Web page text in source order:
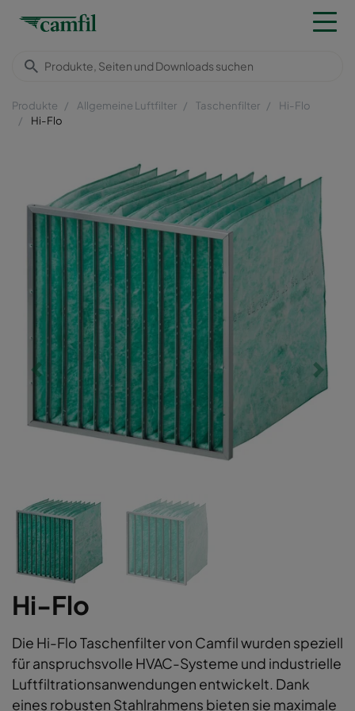
Produkte Allgemeine Luftfilter Taschenfilter
Hi-Flo
Hi-Flo
Hi-Flo
Die Hi-Flo Taschenfilter von Camfil wurden speziell
für anspruchsvolle HVAC-Systeme und industrielle
Luftfiltrationsanwendungen entwickelt. Dank
eines robusten Stahlrahmens bieten sie maximale